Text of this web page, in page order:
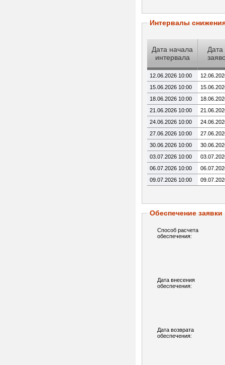
Интервалы
Дата начала
интервала
12.06.2026 10:00
15.06.2026 10:00
18.06.2026 10:00
21.06.2026 10:00
24.06.2026 10:00
27.06.2026 10:00
30.06.2026 10:00
03.07.2026 10:00
06.07.2026 10:00
09.07.2026 10:00
Обеспечение заявки
Способ расчета
обеспечения:
Дата внесения
обеспечения:
Дата возврата
обеспечения: